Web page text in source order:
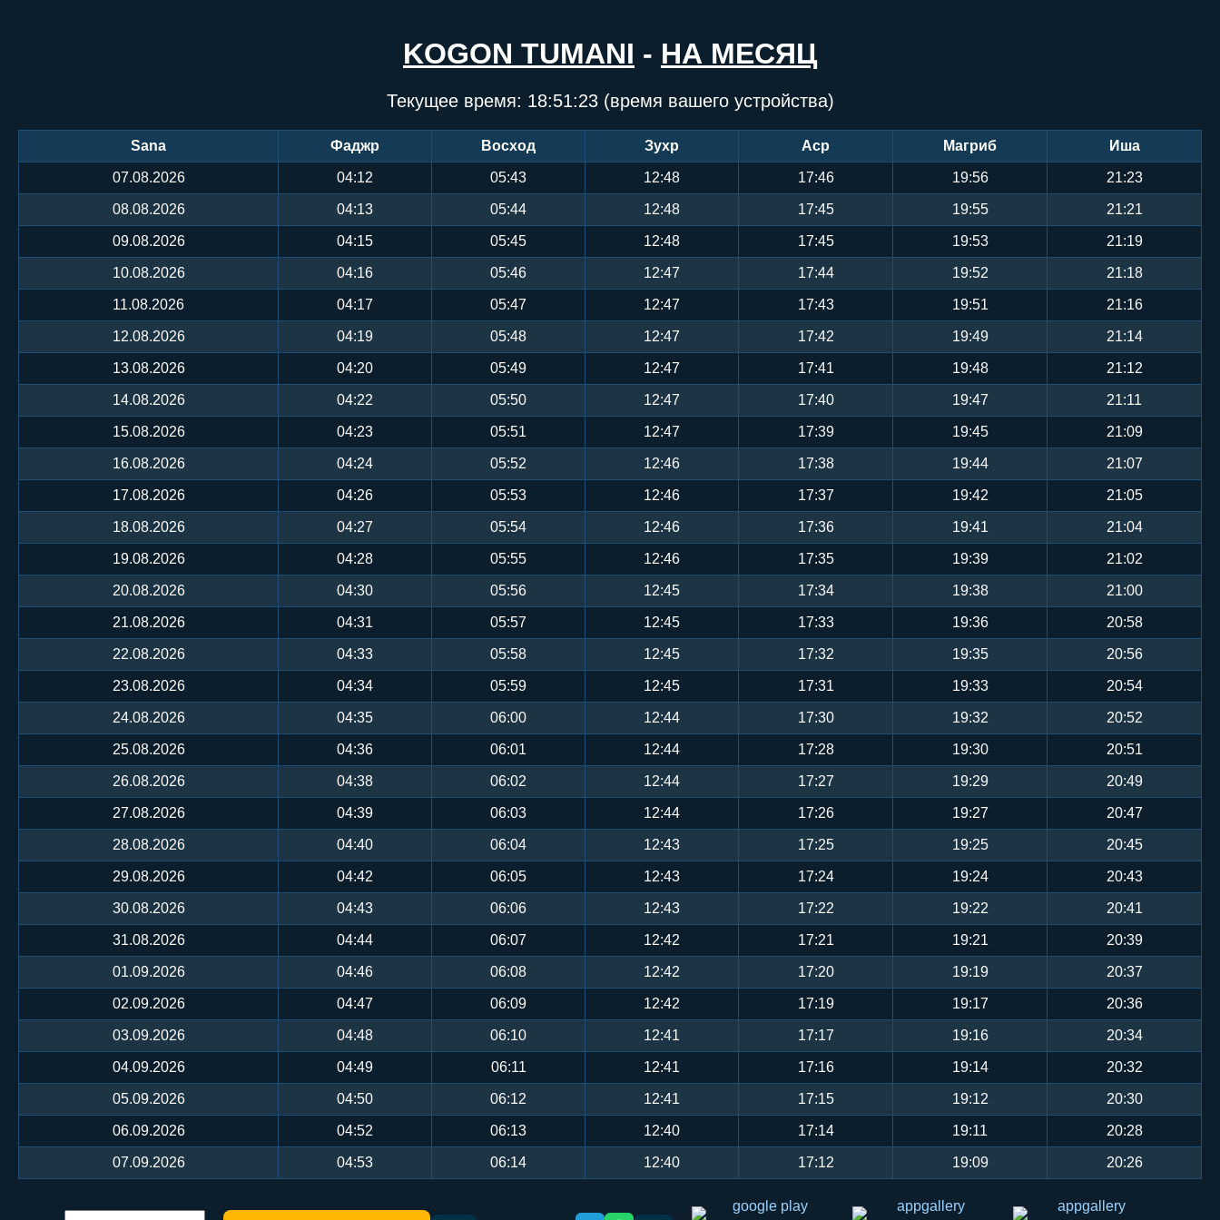
KOGON TUMANI - НА МЕСЯЦ
Текущее время: 18:51:24(время вашего устройства)
Sana Фаджр Восход Зухр Аср Магриб Иша
07.08.2026 04:12 05:43 12:48 17:46 19:56 21:23
08.08.2026 04:13 05:44 12:48 17:45 19:55 21:21
09.08.2026 04:15 05:45 12:48 17:45 19:53 21:19
10.08.2026 04:16 05:46 12:47 17:44 19:52 21:18
11.08.2026 04:17 05:47 12:47 17:43 19:51 21:16
12.08.2026 04:19 05:48 12:47 17:42 19:49 21:14
13.08.2026 04:20 05:49 12:47 17:41 19:48 21:12
14.08.2026 04:22 05:50 12:47 17:40 19:47 21:11
15.08.2026 04:23 05:51 12:47 17:39 19:45 21:09
16.08.2026 04:24 05:52 12:46 17:38 19:44 21:07
17.08.2026 04:26 05:53 12:46 17:37 19:42 21:05
18.08.2026 04:27 05:54 12:46 17:36 19:41 21:04
19.08.2026 04:28 05:55 12:46 17:35 19:39 21:02
20.08.2026 04:30 05:56 12:45 17:34 19:38 21:00
21.08.2026 04:31 05:57 12:45 17:33 19:36 20:58
22.08.2026 04:33 05:58 12:45 17:32 19:35 20:56
23.08.2026 04:34 05:59 12:45 17:31 19:33 20:54
24.08.2026 04:35 06:00 12:44 17:30 19:32 20:52
25.08.2026 04:36 06:01 12:44 17:28 19:30 20:51
26.08.2026 04:38 06:02 12:44 17:27 19:29 20:49
27.08.2026 04:39 06:03 12:44 17:26 19:27 20:47
28.08.2026 04:40 06:04 12:43 17:25 19:25 20:45
29.08.2026 04:42 06:05 12:43 17:24 19:24 20:43
30.08.2026 04:43 06:06 12:43 17:22 19:22 20:41
31.08.2026 04:44 06:07 12:42 17:21 19:21 20:39
01.09.2026 04:46 06:08 12:42 17:20 19:19 20:37
02.09.2026 04:47 06:09 12:42 17:19 19:17 20:36
03.09.2026 04:48 06:10 12:41 17:17 19:16 20:34
04.09.2026 04:49 06:11 12:41 17:16 19:14 20:32
05.09.2026 04:50 06:12 12:41 17:15 19:12 20:30
06.09.2026 04:52 06:13 12:40 17:14 19:11 20:28
07.09.2026 04:53 06:14 12:40 17:12 19:09 20:26